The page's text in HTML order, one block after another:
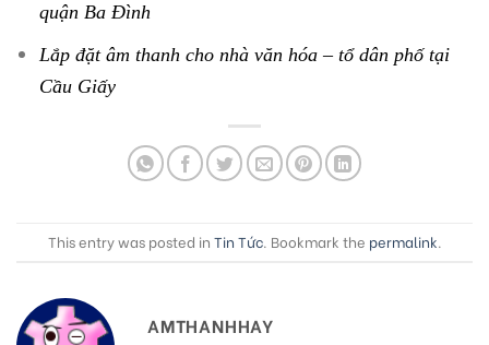
quận Ba Đình
Lắp đặt âm thanh cho nhà văn hóa – tổ dân phố tại
Cầu Giấy
This entry was posted in Tin Tức. Bookmark the permalink.
AMTHANHHAY